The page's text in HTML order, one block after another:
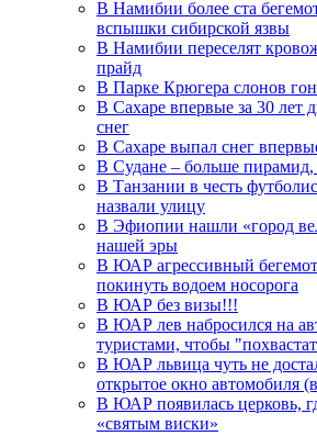
В Намибии более ста
вспышки сибирской язвы
В Намибии переселят
прайд
В Парке Крюгера слонов
В Сахаре впервые за 30 лет
снег
В Сахаре выпал снег
В Судане – больше пирамид,
В Танзании в честь
назвали улицу
В Эфиопии нашли «город
нашей эры
В ЮАР агрессивный бегемот
покинуть водоем носорога
В ЮАР без визы!!!
В ЮАР лев набросился на
туристами, чтобы
В ЮАР львица чуть не
открытое окно автомобиля
В ЮАР появилась церковь,
«святым виски»